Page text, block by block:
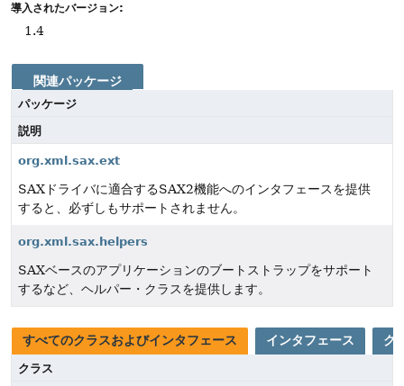
導入されたバージョン:
1.4
関連パッケージ
パッケージ
説明
org.xml.sax.ext
SAXドライバに適合するSAX2機能へのインタフェースを提供
すると、必ずしもサポートされません。
org.xml.sax.helpers
SAXベースのアプリケーションのブートストラップをサポート
するなど、ヘルパー・クラスを提供します。
すべてのクラスおよびインタフェース インタフェース ク
クラス